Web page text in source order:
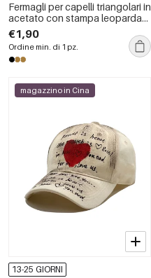
Fermagli per capelli triangolari in
acetato con stampa leopardata
e sfumatura di colore, serie
Simple.
€1,90
Ordine min. di 1 pz.
magazzino in Cina
13-25 GIORNI